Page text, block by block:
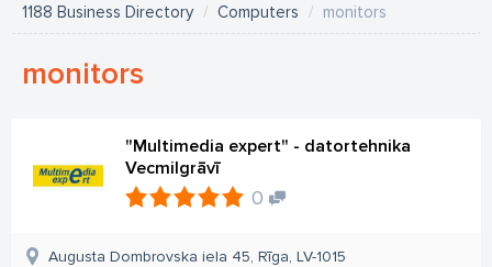
1188 Business Directory Computers monitors
monitors
"Multimedia expert" - datortehnika
Vecmilgrāvī
0
Augusta Dombrovska iela 45, Rīga, LV-1015